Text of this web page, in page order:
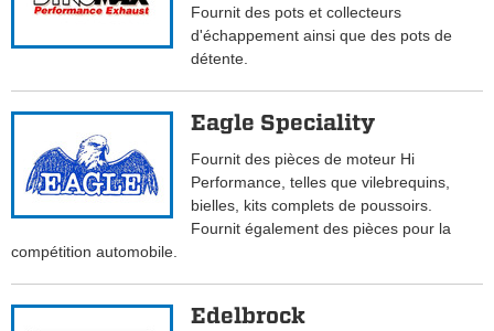
Fournit des pots et collecteurs
d'échappement ainsi que des pots de
détente.
Eagle Speciality
Fournit des pièces de moteur Hi
Performance, telles que vilebrequins,
bielles, kits complets de poussoirs.
Fournit également des pièces pour la
compétition automobile.
Edelbrock